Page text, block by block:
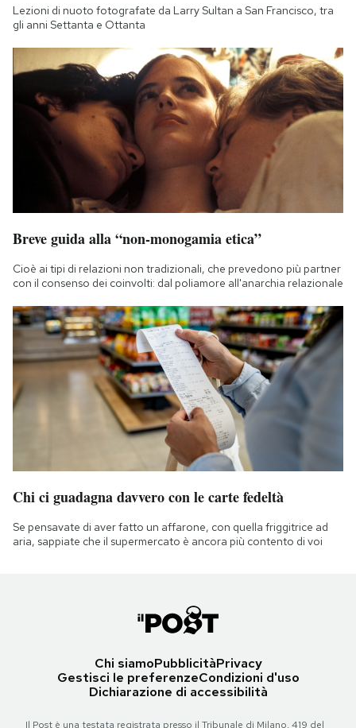
Lezioni di nuoto fotografate da Larry Sultan a San Francisco, tra
gli anni Settanta e Ottanta
Breve guida alla “non-monogamia etica”
Cioè ai tipi di relazioni non tradizionali, che prevedono più partner
con il consenso dei coinvolti: dal poliamore all'anarchia relazionale
Chi ci guadagna davvero con le carte fedeltà
Se pensavate di aver fatto un affarone, con quella friggitrice ad
aria, sappiate che il supermercato è ancora più contento di voi
Chi siamoPubblicitàPrivacy
Gestisci le preferenzeCondizioni d'uso
Dichiarazione di accessibilità
Il Post è una testata registrata presso il Tribunale di Milano, 419 del